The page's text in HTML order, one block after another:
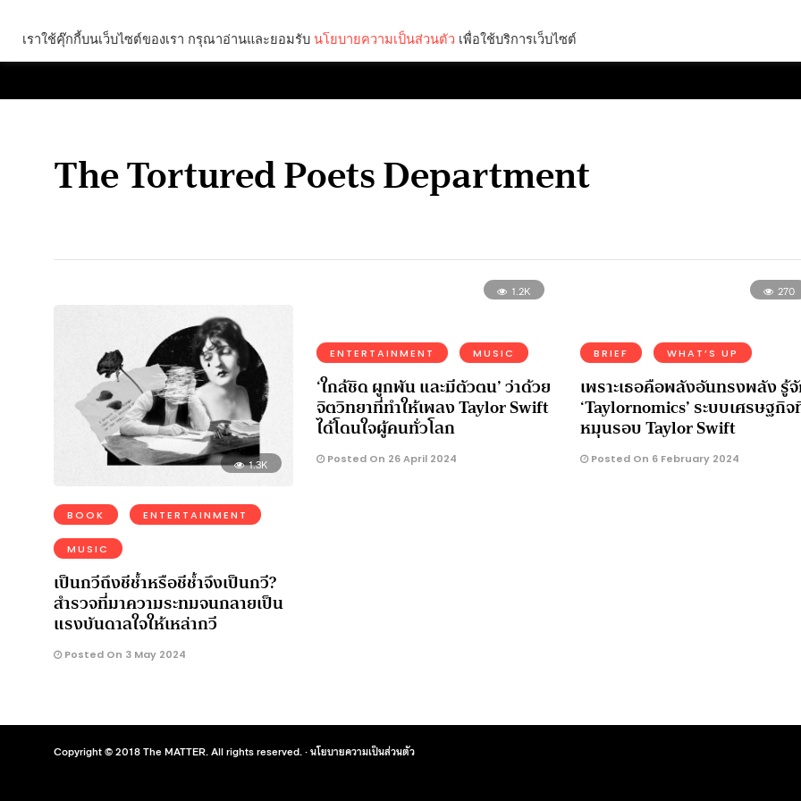
The Tortured Poets Department
1.3K
BOOK ENTERTAINMENT
MUSIC
เป็นกวีถึงชีช้ำหรือชีช้ำจึงเป็นกวี?
สำรวจที่มาความระทมจนกลายเป็น
แรงบันดาลใจให้เหล่ากวี
Posted On 3 May 2024
1.2K
ENTERTAINMENT MUSIC
‘ใกล้ชิด ผูกพัน และมีตัวตน’ ว่าด้วย
จิตวิทยาที่ทำให้เพลง Taylor Swift
ได้โดนใจผู้คนทั่วโลก
Posted On 26 April 2024
270
BRIEF WHAT’S UP
เพราะเธอคือพลังอันทรงพลัง รู้
‘Taylornomics’ ระบบเศรษฐกิ
หมุนรอบ Taylor Swift
Posted On 6 February 2024
Copyright © 2018 The MATTER. All rights reserved. ·นโยบายความเป็นส่วนตัว
เราใช้คุ๊กกี้บนเว็บไซต์ของเรา กรุณาอ่านและยอมรับ นโยบายความเป็นส่วนตัว เพื่อใช้บริการเว็บไซต์